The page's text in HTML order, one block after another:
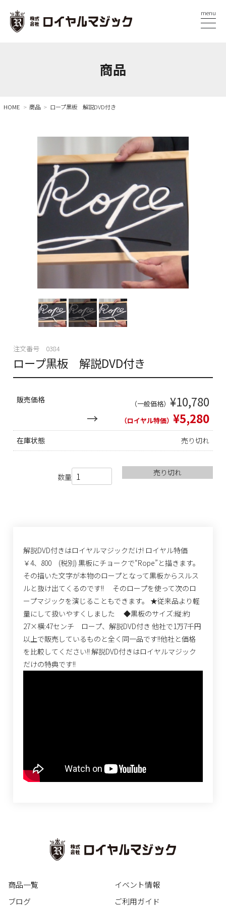
menu
商品
HOME 商品 ロープ黒板 解説DVD付き
注文番号 0384
ロープ黒板 解説DVD付き
販売価格 （一般価格） ¥10,780
（ロイヤル特価） ¥5,280
在庫状態 売り切れ
数量 売り切れ
解説DVD付きはロイヤルマジックだけ! ロイヤル特価
￥4、800 (税別) 黒板にチョークで“Rope”と描きます。
その描いた文字が本物のロープとなって黒板からスルス
ルと抜け出てくるのです!! そのロープを使って次のロ
ープマジックを演じることもできます。 ★従来品より軽
量にして扱いやすくしました ◆黒板のサイズ:縦:約
27×横:47センチ ロープ、解説DVD付き 他社で1万7千円
以上で販売しているものと全く同一品です!!他社と価格
を比較してください!! 解説DVD付きはロイヤルマジック
だけの特典です!!
商品一覧
イベント情報
ブログ
ご利用ガイド